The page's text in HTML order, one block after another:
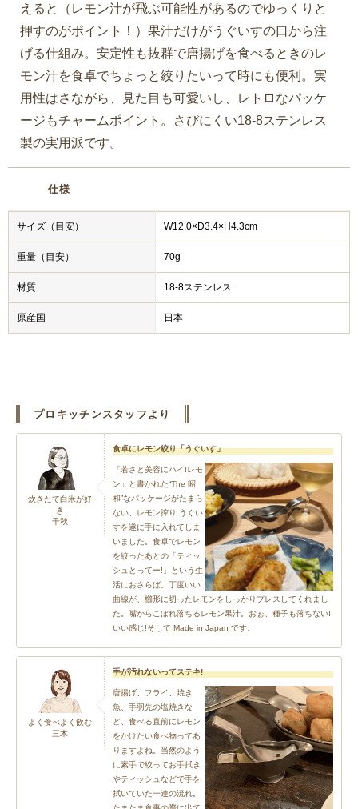
えると（レモン汁が飛ぶ可能性があるのでゆっくりと
押すのがポイント！）果汁だけがうぐいすの口から注
げる仕組み。安定性も抜群で唐揚げを食べるときのレ
モン汁を食卓でちょっと絞りたいって時にも便利。実
用性はさながら、見た目も可愛いし、レトロなパッケ
ージもチャームポイント。さびにくい18-8ステンレス
製の実用派です。
仕様
サイズ（目安） W12.0×D3.4×H4.3cm
重量（目安） 70g
材質 18-8ステンレス
原産国 日本
プロキッチンスタッフより
炊きたて白米が好
き
千秋
食卓にレモン絞り「うぐいす」
「若さと美容にハイ!レモ
ン」と書かれた“The 昭
和”なパッケージがたまら
ない、レモン搾り うぐい
すを遂に手に入れてしま
いました。食卓でレモン
を絞ったあとの「ティッ
シュとってー!」という生
活におさらば。丁度いい
曲線が、櫛形に切ったレモンをしっかりプレスしてくれまし
た。嘴からこぼれ落ちるレモン果汁。おぉ、種子も落ちない!
いい感じ!そして Made in Japan です。
よく食べよく飲む
三木
手が汚れないってステキ!
唐揚げ、フライ、焼き
魚、手羽先の塩焼きな
ど、食べる直前にレモン
をかけたい食べ物ってあ
りますよね。当然のよう
に素手で絞ってお手拭き
やティッシュなどで手を
拭いていた一連の流れ。